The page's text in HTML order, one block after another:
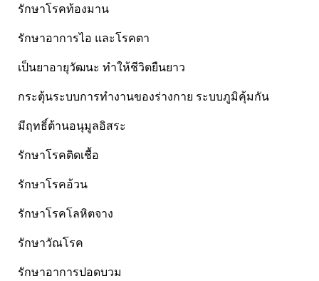
karmart
Galderma
ผลิตภัณฑ์ รพ.ยันฮี
แบรนด์ซูปไก่เม็ด
banner แบนเนอร์ โปรตีน
รักษาโรคท้องมาน
รักษาอาการไอ และโรคตา
เป็นยาอายุวัฒนะ ทำให้ชีวิตยืนยาว
กระตุ้นระบบการทำงานของร่างกาย ระบบภูมิคุ้มกัน
มีฤทธิ์ต้านอนุมูลอิสระ
รักษาโรคติดเชื้อ
รักษาโรคอ้วน
รักษาโรคโลหิตจาง
รักษาวัณโรค
รักษาอาการปอดบวม